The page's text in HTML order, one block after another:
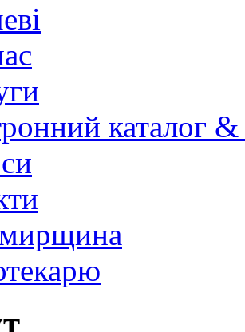
каталог